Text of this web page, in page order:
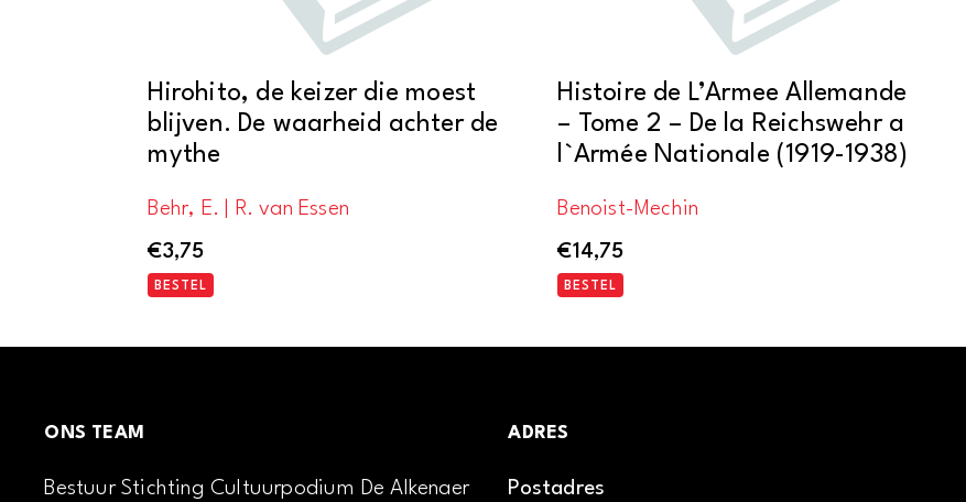
Hirohito, de keizer die moest
blijven. De waarheid achter de
mythe
Behr, E. | R. van Essen
€3,75
BESTEL
Histoire de L’Armee Allemande
– Tome 2 – De la Reichswehr a
l`Armée Nationale (1919-1938)
Benoist-Mechin
€14,75
BESTEL
ONS TEAM
Bestuur Stichting Cultuurpodium De Alkenaer
ADRES
Postadres